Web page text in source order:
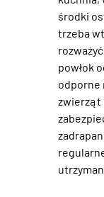
środki
trzeba
powłok
odporne
zwierząt